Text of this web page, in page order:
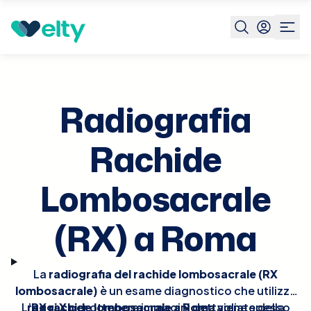
Prenota visita Radiografia Rachide Lombosacrale Rx
Radiografia
Rachide
Lombosacrale
(RX) a Roma
La radiografia del rachide lombosacrale (RX
lombosacrale) è un esame diagnostico che utilizza
raggi Xper ottenere immagini dettagliate della
L’RX rachide lombosacrale a Romaviene spesso